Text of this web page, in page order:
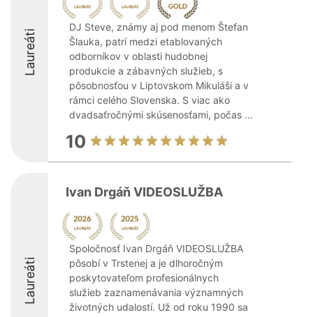
Laureáti
DJ Steve, známy aj pod menom Štefan
Šlauka, patrí medzi etablovaných
odborníkov v oblasti hudobnej
produkcie a zábavných služieb, s
pôsobnosťou v Liptovskom Mikuláši a v
rámci celého Slovenska. S viac ako
dvadsaťročnými skúsenosťami, počas ...
10
Laureáti
Ivan Drgáň VIDEOSLUŽBA
Spoločnosť Ivan Drgáň VIDEOSLUŽBA
pôsobí v Trstenej a je dlhoročným
poskytovateľom profesionálnych
služieb zaznamenávania významných
životných udalostí. Už od roku 1990 sa